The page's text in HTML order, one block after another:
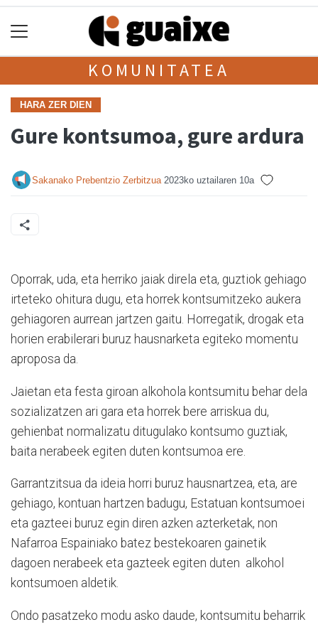
KOMUNITATEA
HARA ZER DIEN
Gure kontsumoa, gure ardura
Sakanako Prebentzio Zerbitzua 2023ko uztailaren 10a
Oporrak, uda, eta herriko jaiak direla eta, guztiok gehiago
irteteko ohitura dugu, eta horrek kontsumitzeko aukera
gehiagoren aurrean jartzen gaitu. Horregatik, drogak eta
horien erabilerari buruz hausnarketa egiteko momentu
aproposa da.
Jaietan eta festa giroan alkohola kontsumitu behar dela
sozializatzen ari gara eta horrek bere arriskua du,
gehienbat normalizatu ditugulako kontsumo guztiak,
baita nerabeek egiten duten kontsumoa ere.
Garrantzitsua da ideia horri buruz hausnartzea, eta, are
gehiago, kontuan hartzen badugu, Estatuan kontsumoei
eta gazteei buruz egin diren azken azterketak, non
Nafarroa Espainiako batez bestekoaren gainetik
dagoen nerabeek eta gazteek egiten duten alkohol
kontsumoen aldetik.
Ondo pasatzeko modu asko daude, kontsumitu beharrik